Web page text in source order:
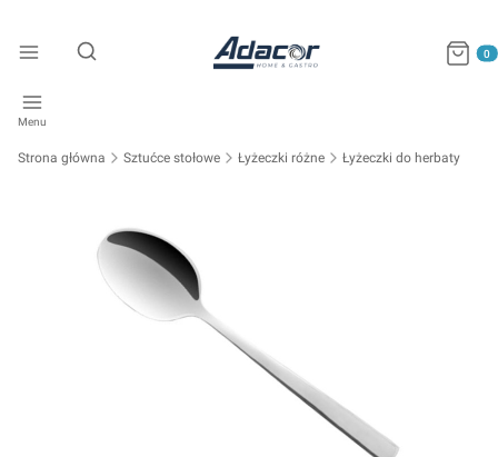
Otwórz wyszukiwarkę
Menu
Strona główna Sztućce stołowe Łyżeczki różne Łyżeczki do herbaty